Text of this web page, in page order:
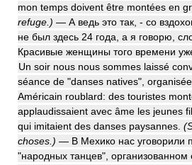
mon temps doivent être montées en
refuge.) — А ведь это так, - со
не был здесь 24 года, а я говорю,
Красивые женщины того времени
Un soir nous nous sommes laissé
séance de "danses natives",
Américain roublard: des touristes
applaudissaient avec âme les jeunes
qui imitaient des danses paysannes.
choses.) — В Мехико нас уговорили
"народных танцев",